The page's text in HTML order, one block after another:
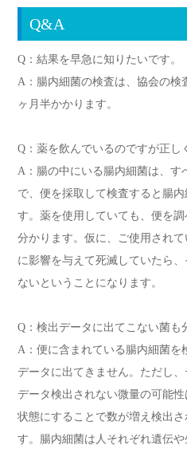
Q&A
Q：結果を早急に知りたいです。
A：腸内細菌の検査は、協会の検
ヶ月半かかります。
Q：薬を飲んでいるのですが正し
A：腸の中にいる腸内細菌は、す
で、便を採取して検査すると腸
す。薬を使用していても、便を
分かります。仮に、ご使用され
に影響を与えて死滅していたら
ないということになります。
Q：検出データに出てこない菌も
A：便に含まれている腸内細菌を
データに出てきません。ただし、
データ検出されない微量の可能
状態にすることで数が増え検出
す。腸内細菌は人それぞれ遺伝